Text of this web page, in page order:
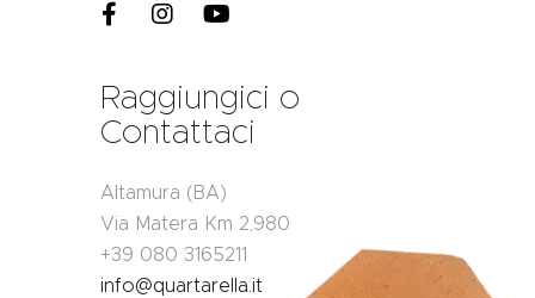
Raggiungici o
Contattaci
Altamura (BA)
Via Matera Km 2,980
+39 080 3165211
info@quartarella.it